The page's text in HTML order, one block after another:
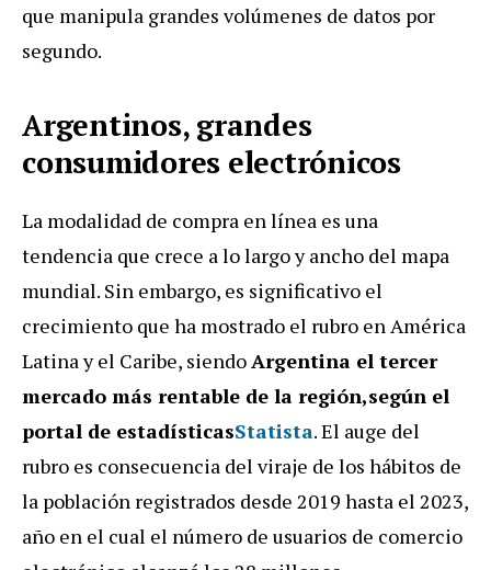
que manipula grandes volúmenes de datos por
segundo.
Argentinos, grandes
consumidores electrónicos
La modalidad de compra en línea es una
tendencia que crece a lo largo y ancho del mapa
mundial. Sin embargo, es significativo el
crecimiento que ha mostrado el rubro en América
Latina y el Caribe, siendoArgentina el tercer
mercado más rentable de la región,según el
portal de estadísticasStatista. El auge del
rubro es consecuencia del viraje de los hábitos de
la población registrados desde 2019 hasta el 2023,
año en el cual el número de usuarios de comercio